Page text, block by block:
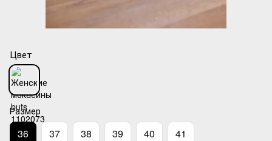
Цвет
Размер
36 37 38 39 40 41